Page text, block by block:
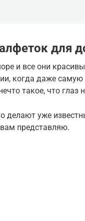
для
и все они
когда даже
такое, что глаз
делают уже
представляю.